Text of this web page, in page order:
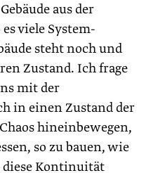
aus der
es viele System­
steht noch und
Zustand. Ich frage
mit der
in einen Zustand der
hineinbewegen,
so zu bauen, wie
Kontinuität